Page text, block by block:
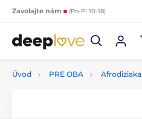
Zavolajte nám (Po-Pi 10-18)
Úvod PRE OBA Afrodiziaka